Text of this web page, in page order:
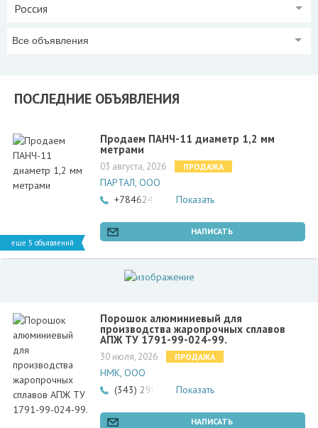
Россия
Все объявления
ПОСЛЕДНИЕ ОБЪЯВЛЕНИЯ
еще 5 объявлений
Продаем ПАНЧ-11 диаметр 1,2 мм
метрами
03 августа, 2026 ПРОДАЖА
ПАРТАЛ, ООО
+78462466502Показать
НАПИСАТЬ
Порошок алюминиевый для
производства жаропрочных сплавов
АПЖ ТУ 1791-99-024-99.
30 июля, 2026 ПРОДАЖА
НМК, ООО
(343) 290-98-91, 206-98-91
Показать
НАПИСАТЬ